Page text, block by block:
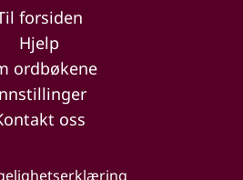
forsiden
Hjelp
ordbøkene
oss